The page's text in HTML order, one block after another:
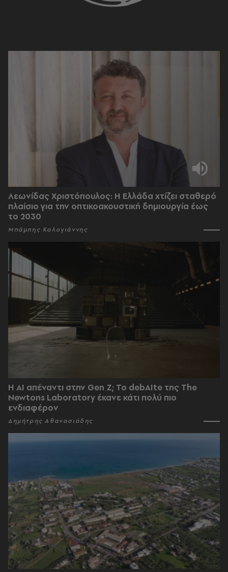
Λεωνίδας Χριστόπουλος: Η Ελλάδα χτίζει σταθερό
πλαίσιο για την οπτικοακουστική δημιουργία έως
το 2030
Μπάμπης Καλογιάννης
Η AI απέναντι στην Gen Z; Το debAIte της The
Newtons Laboratory έκανε κάτι πολύ πιο
ενδιαφέρον
Δημήτρης Αθανασιάδης